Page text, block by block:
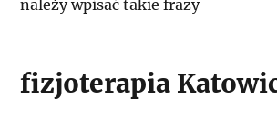
należy wpisać takie frazy
fizjoterapia